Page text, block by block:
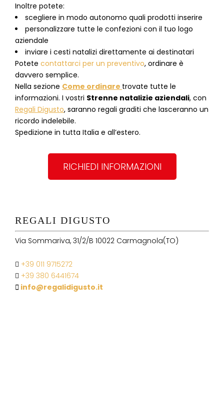
Inoltre potete:
scegliere in modo autonomo quali prodotti inserire
personalizzare tutte le confezioni con il tuo logo
aziendale
inviare i cesti natalizi direttamente ai destinatari
Potete contattarci per un preventivo, ordinare è
davvero semplice.
Nella sezione Come ordinare trovate tutte le
informazioni. I vostri Strenne natalizie aziendali, con
Regali Digusto, saranno regali graditi che lasceranno un
ricordo indelebile.
Spedizione in tutta Italia e all’estero.
RICHIEDI INFORMAZIONI
REGALI DIGUSTO
Via Sommariva, 31/2/B 10022 Carmagnola(TO)
+39 011 9715272
+39 380 6441674
info@regalidigusto.it